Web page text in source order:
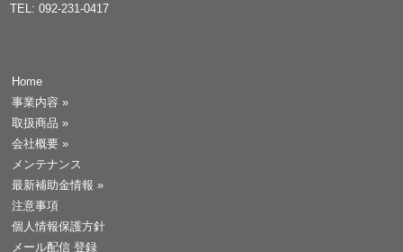
TEL: 092-231-0417
Home
事業内容 »
取扱商品 »
会社概要 »
メンテナンス
最新補助金情報 »
注意事項
個人情報保護方針
メール配信 登録